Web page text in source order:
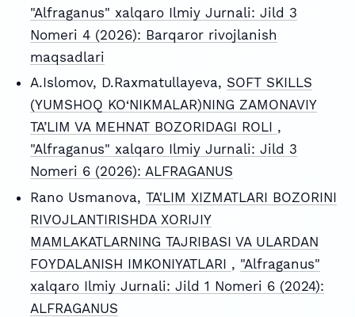
"Alfraganus" xalqaro Ilmiy Jurnali: Jild 3
Nomeri 4 (2026): Barqaror rivojlanish
maqsadlari
A.Islomov, D.Raxmatullayeva, SOFT SKILLS
(YUMSHOQ KO‘NIKMALAR)NING ZAMONAVIY
TA’LIM VA MEHNAT BOZORIDAGI ROLI ,
"Alfraganus" xalqaro Ilmiy Jurnali: Jild 3
Nomeri 6 (2026): ALFRAGANUS
Rano Usmanova, TA'LIM XIZMATLARI BOZORINI
RIVOJLANTIRISHDA XORIJIY
MAMLAKATLARNING TAJRIBASI VA ULARDAN
FOYDALANISH IMKONIYATLARI , "Alfraganus"
xalqaro Ilmiy Jurnali: Jild 1 Nomeri 6 (2024):
ALFRAGANUS